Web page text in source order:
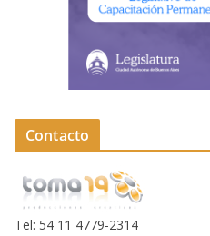
Contacto
Tel: 54 11 4779-2314